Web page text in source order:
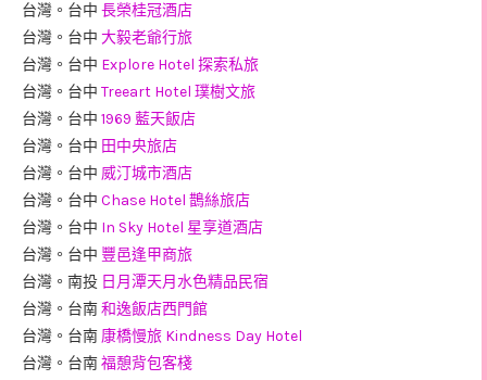
台灣。台中 長榮桂冠酒店
台灣。台中 大毅老爺行旅
台灣。台中 Explore Hotel 探索私旅
台灣。台中 Treeart Hotel 璞樹文旅
台灣。台中 1969 藍天飯店
台灣。台中 田中央旅店
台灣。台中 威汀城市酒店
台灣。台中 Chase Hotel 鵲絲旅店
台灣。台中 In Sky Hotel 星享道酒店
台灣。台中 豐邑逢甲商旅
台灣。南投 日月潭天月水色精品民宿
台灣。台南和逸飯店西門館
台灣。台南 康橋慢旅 Kindness Day Hotel
台灣。台南福憩背包客棧